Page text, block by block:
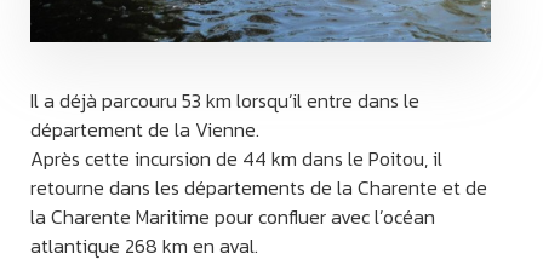
Il a déjà parcouru 53 km lorsqu’il entre dans le
département de la Vienne.
Après cette incursion de 44 km dans le Poitou, il
retourne dans les départements de la Charente et de
la Charente Maritime pour confluer avec l’océan
atlantique 268 km en aval.